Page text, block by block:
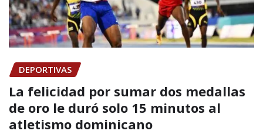
DEPORTIVAS
La felicidad por sumar dos medallas
de oro le duró solo 15 minutos al
atletismo dominicano